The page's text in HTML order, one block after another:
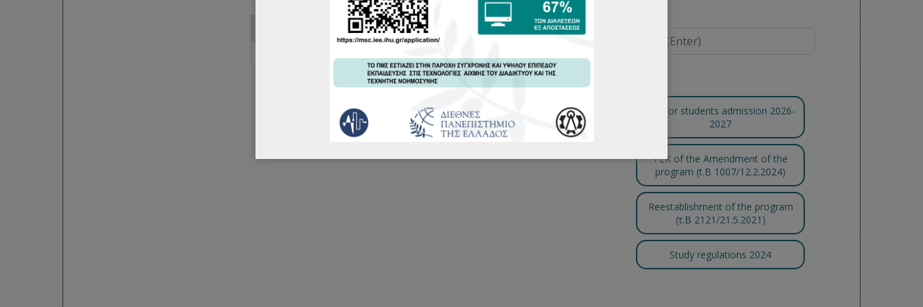
Course
ECTS
Call for students admission 2026-
2027
FEK of the Amendment of the
program (t.B 1007/12.2.2024)
Reestablishment of the program
(τ.Β 2121/21.5.2021)
Study regulations 2024